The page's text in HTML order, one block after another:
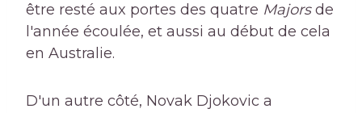
être resté aux portes des quatre Majorsde
l'année écoulée, et aussi au début de cela
en Australie.
D'un autre côté, Novak Djokovic a